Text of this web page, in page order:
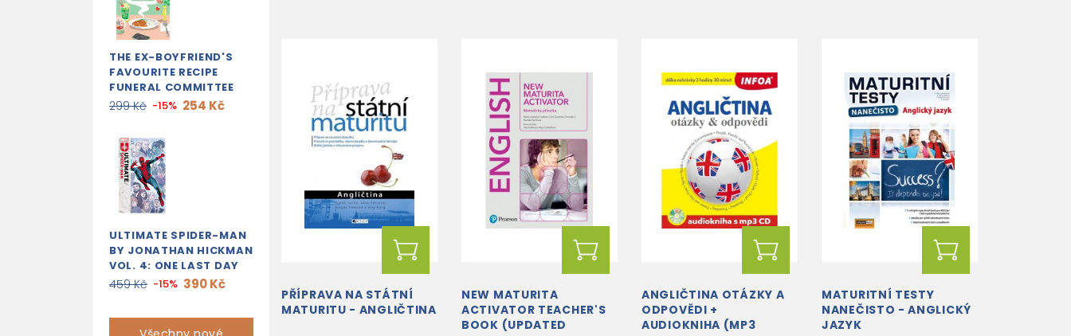
THE EX-BOYFRIEND'S
FAVOURITE RECIPE
FUNERAL COMMITTEE
299 Kč -15% 254 Kč
ULTIMATE SPIDER-MAN
BY JONATHAN HICKMAN
VOL. 4: ONE LAST DAY
459 Kč -15% 390 Kč
PŘÍPRAVA NA STÁTNÍ
MATURITU - ANGLIČTINA
NEW MATURITA
ACTIVATOR TEACHER'S
BOOK (UPDATED
ANGLIČTINA OTÁZKY A
ODPOVĚDI +
AUDIOKNIHA (MP3
MATURITNÍ TESTY
NANEČISTO - ANGLICKÝ
JAZYK